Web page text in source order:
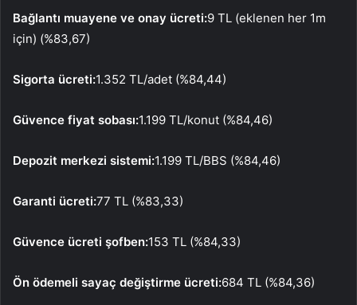
Bağlantı muayene ve onay ücreti:9 TL (eklenen her 1m
için) (%83,67)
Sigorta ücreti:1.352 TL/adet (%84,44)
Güvence fiyat sobası:1.199 TL/konut (%84,46)
Depozit merkezi sistemi:1.199 TL/BBS (%84,46)
Garanti ücreti:77 TL (%83,33)
Güvence ücreti şofben:153 TL (%84,33)
Ön ödemeli sayaç değiştirme ücreti:684 TL (%84,36)